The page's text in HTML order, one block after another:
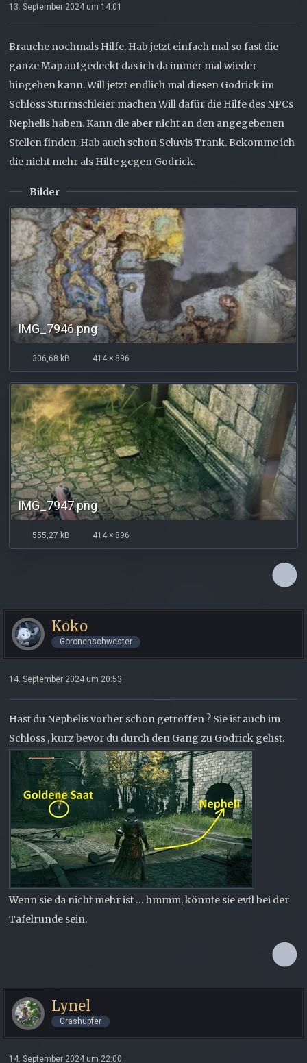
13. September 2024 um 14:01
Brauche nochmals Hilfe. Hab jetzt einfach mal so fast die
ganze Map aufgedeckt das ich da immer mal wieder
hingehen kann. Will jetzt endlich mal diesen Godrick im
Schloss Sturmschleier machen Will dafür die Hilfe des NPCs
Nephelis haben. Kann die aber nicht an den angegebenen
Stellen finden. Hab auch schon Seluvis Trank. Bekomme ich
die nicht mehr als Hilfe gegen Godrick.
Bilder
IMG_7946.png
306,68 kB 414 × 896
IMG_7947.png
555,27 kB 414 × 896
Koko
Goronenschwester
14. September 2024 um 20:53
Hast du Nephelis vorher schon getroffen ? Sie ist auch im
Schloss , kurz bevor du durch den Gang zu Godrick gehst.
Wenn sie da nicht mehr ist … hmmm, könnte sie evtl bei der
Tafelrunde sein.
Lynel
Grashüpfer
14. September 2024 um 22:00